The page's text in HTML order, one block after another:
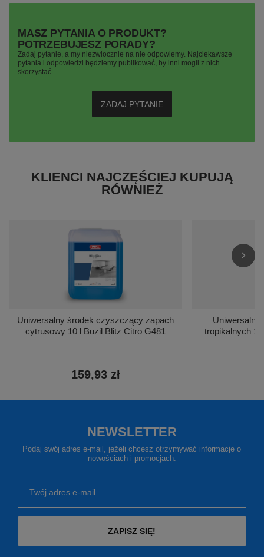
MASZ PYTANIA O PRODUKT?
POTRZEBUJESZ PORADY?
Zadaj pytanie, a my niezwłocznie na nie odpowiemy. Najciekawsze
pytania i odpowiedzi będziemy publikować, by inni mogli z nich
skorzystać..
ZADAJ PYTANIE
KLIENCI NAJCZĘŚCIEJ KUPUJĄ
RÓWNIEŻ
Uniwersalny środek czyszczący zapach
cytrusowy 10 l Buzil Blitz Citro G481
159,93 zł
Uniwersalny
tropikalnych
NEWSLETTER
Podaj swój adres e-mail, jeżeli chcesz otrzymywać informacje o
nowościach i promocjach.
Twój adres e-mail
ZAPISZ SIĘ!